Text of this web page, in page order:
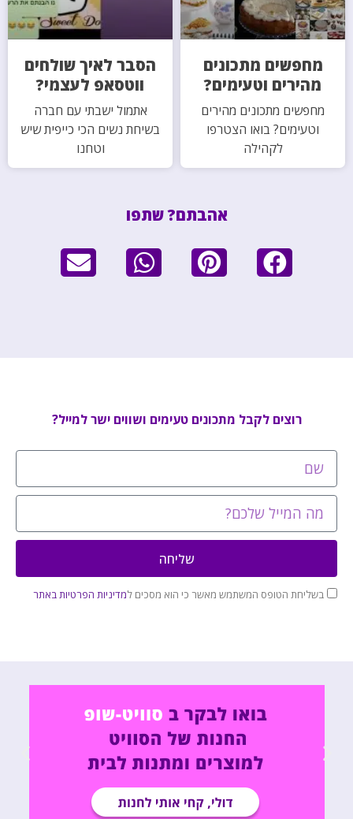
מחפשים מתכונים
מהירים וטעימים?
מחפשים מתכונים מהירים
וטעימים? בואו הצטרפו
לקהילה
הסבר לאיך שולחים
ווטסאפ לעצמי?
אתמול ישבתי עם חברה
בשיחת נשים הכי כייפית שיש
וטחנו
אהבתם? שתפו
רוצים לקבל מתכונים טעימים ושווים ישר למייל?
בשליחת הטופס המשתמש מאשר כי הוא מסכים למדיניות הפרטיות באתר
שליחה